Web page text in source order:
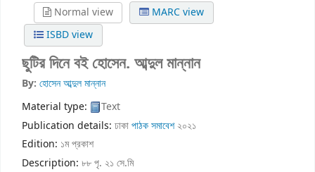
Normal view
MARC view
ISBD view
ছুটির দিনে বইহোসেন. আব্দুল মান্নান
By: হোসেন আব্দুল মান্নান
Material type:
Text
Publication details: ঢাকাপাঠক সমাবেশ২০২১
Edition: ১ম প্রকাশ
Description: ৮৮ পৃ. ২১ সে.মি